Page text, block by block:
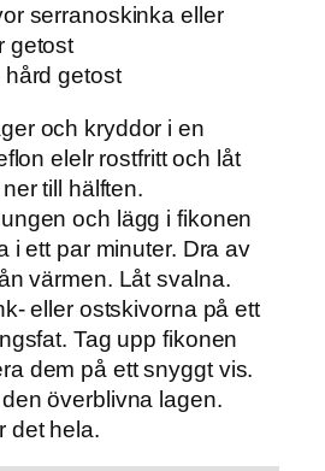
serranoskinka eller
getost
getost
och kryddor i en
elelr rostfritt och låt
till hälften.
och lägg i fikonen
i ett par minuter. Dra av
värmen. Låt svalna.
eller ostskivorna på ett
Tag upp fikonen
dem på ett snyggt vis.
överblivna lagen.
det hela.